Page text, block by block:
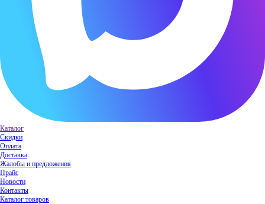
Каталог
Скидки
Оплата
Доставка
Жалобы и предложения
Прайс
Новости
Контакты
Каталог товаров